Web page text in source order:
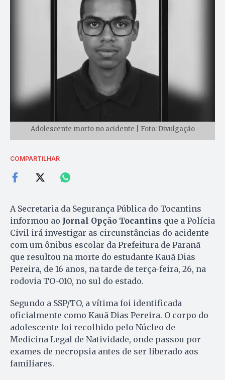
Adolescente morto no acidente | Foto: Divulgação
COMPARTILHAR
A Secretaria da Segurança Pública do Tocantins
informou ao Jornal Opção Tocantins que a Polícia
Civil irá investigar as circunstâncias do acidente
com um ônibus escolar da Prefeitura de Paranã
que resultou na morte do estudante Kauã Dias
Pereira, de 16 anos, na tarde de terça-feira, 26, na
rodovia TO-010, no sul do estado.
Segundo a SSP/TO, a vítima foi identificada
oficialmente como Kauã Dias Pereira. O corpo do
adolescente foi recolhido pelo Núcleo de
Medicina Legal de Natividade, onde passou por
exames de necropsia antes de ser liberado aos
familiares.